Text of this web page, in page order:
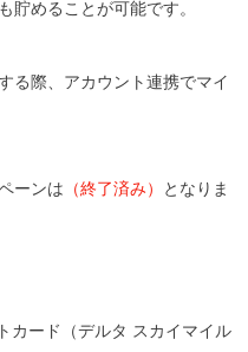
貯めることが可能です。
る際、アカウント連携でマイ
ーンは （終了済み）
となりま
カード（デルタ スカイマイル